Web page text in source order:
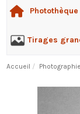
Tirages
Accueil